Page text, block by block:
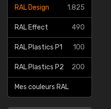
RAL Design 1.825
RAL Effect 490
RAL Plastics P1 100
RAL Plastics P2 200
Mes couleurs RAL